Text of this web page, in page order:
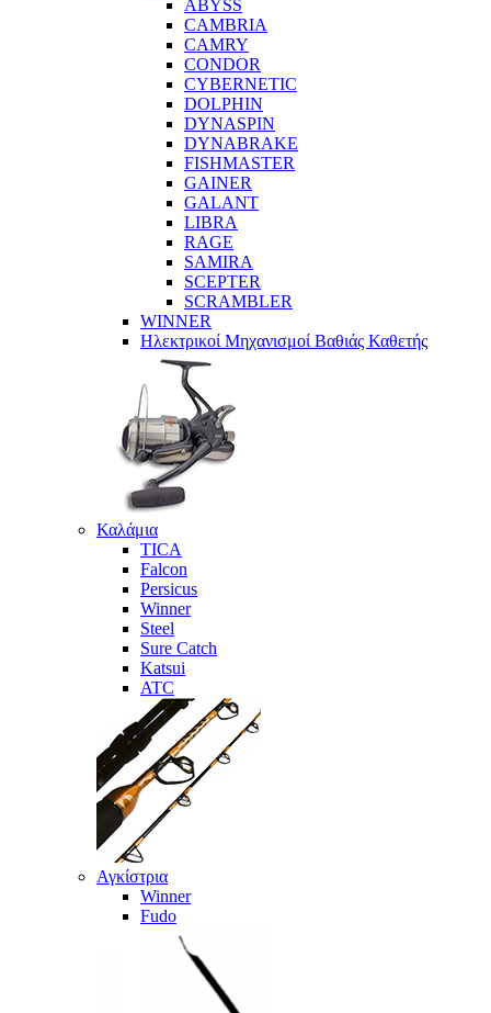
ABYSS
CAMBRIA
CAMRY
CONDOR
CYBERNETIC
DOLPHIN
DYNASPIN
DYNABRAKE
FISHMASTER
GAINER
GALANT
LIBRA
RAGE
SAMIRA
SCEPTER
SCRAMBLER
WINNER
Ηλεκτρικοί Μηχανισμοί Βαθιάς Καθετής
Καλάμια
TICA
Falcon
Persicus
Winner
Steel
Sure Catch
Katsui
ATC
Αγκίστρια
Winner
Fudo